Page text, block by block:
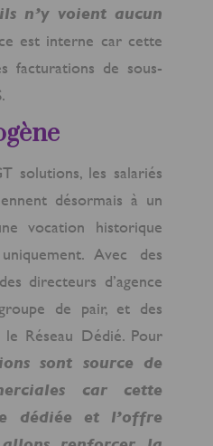
n’y voient aucun
est interne car cette
facturations de sous-
solutions, les salariés
désormais à un
vocation historique
Avec des
directeurs d’agence
de pair, et des
Réseau Dédié. Pour
sont source de
car cette
dédiée et l’offre